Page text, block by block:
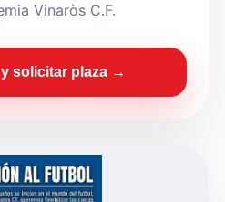
Vinaròs C.F.
solicitar plaza →